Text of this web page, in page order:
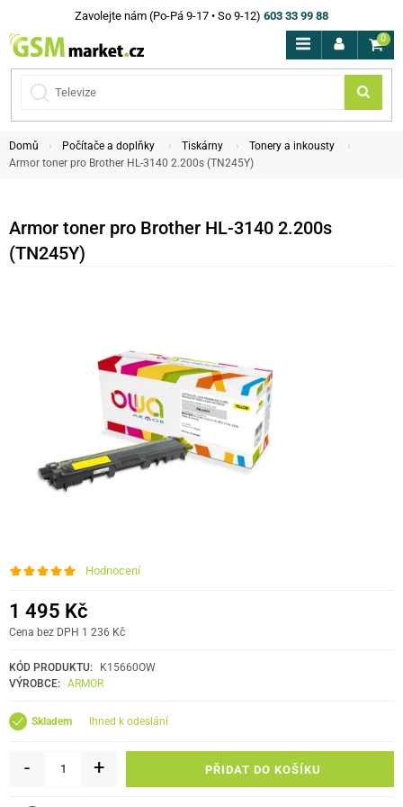
Zavolejte nám (Po-Pá 9-17 • So 9-12) 603 33 99 88
0
Domů Počítače a doplňky Tiskárny
Tonery a inkousty
Armor toner pro Brother HL-3140 2.200s (TN245Y)
Armor toner pro Brother HL-3140 2.200s
(TN245Y)
Hodnocení
1 495 Kč
Cena bez DPH 1 236 Kč
KÓD PRODUKTU:
K15660OW
VÝROBCE: ARMOR
Skladem ihned k odeslání
- + PŘIDAT DO KOŠÍKU